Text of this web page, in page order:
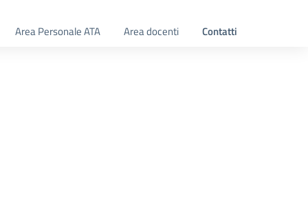
Area Personale ATA Area docenti Contatti